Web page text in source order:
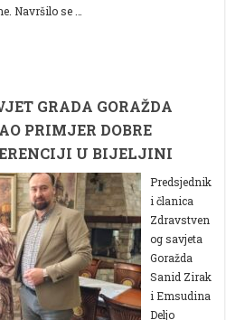
Navršilo se …
GRADA GORAŽDA
PRIMJER DOBRE
U BIJELJINI
Predsjednik
i članica
Zdravstven
og savjeta
Goražda
Sanid Zirak
i Emsudina
Deljo